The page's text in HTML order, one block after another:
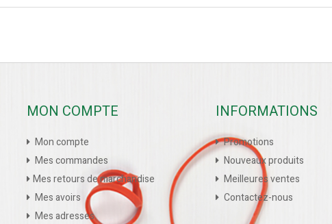
MON COMPTE
Mon compte
Mes commandes
Mes retours de marchandise
Mes avoirs
Mes adresses
INFORMATIONS
Promotions
Nouveaux produits
Meilleures ventes
Contactez-nous